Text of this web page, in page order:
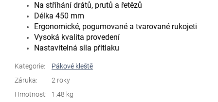
Na stříhání drátů, prutů a řetězů
Délka 450 mm
Ergonomické, pogumované a tvarované rukojeti
Vysoká kvalita provedení
Nastavitelná síla přítlaku
Kategorie:
Pákové kleště
Záruka:
2 roky
Hmotnost:
1.48 kg